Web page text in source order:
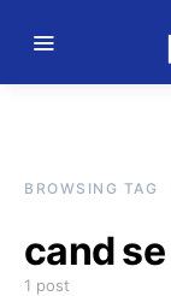
BROWSING TAG
cand
1 post